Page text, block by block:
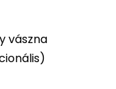
vászna